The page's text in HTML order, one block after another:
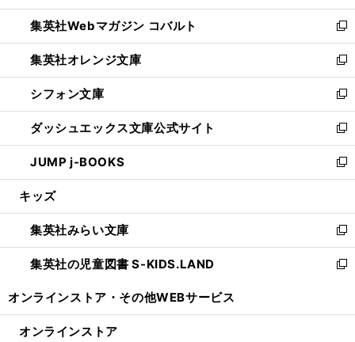
開
く
ウ
で
開
く
ン
ド
ウ
で
開
く
ウ
ィ
ン
ド
ウ
で
開
く
集英社Webマガジン コバルト
新
し
い
ウ
ィ
ン
ド
ウ
で
開
集英社オレンジ文庫
新
し
い
ウ
ィ
ン
ド
ウ
開
く
シフォン文庫
新
し
い
ウ
ィ
ン
ウ
で
開
く
ダッシュエックス文庫公式サイト
新
し
い
ウ
ン
ド
ウ
で
JUMP j-BOOKS
新
し
ウ
ィ
ン
ド
開
キッズ
集英社みらい文庫
新
し
い
ン
集英社の児童図書 S-KIDS.LAND
新
ウ
オンラインストア・ その他WEBサービス
オンラインストア